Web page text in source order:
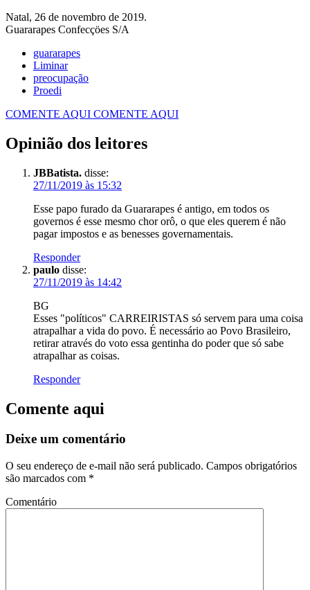
Natal, 26 de novembro de 2019.
Guararapes Confecçöes S/A
guararapes
Liminar
preocupação
Proedi
COMENTE AQUI COMENTE AQUI
Opinião dos leitores
JBBatista. disse:
27/11/2019 às 15:32
Esse papo furado da Guararapes é antigo, em todos os
governos é esse mesmo chor orô, o que eles querem é não
pagar impostos e as benesses governamentais.
Responder
paulo disse:
27/11/2019 às 14:42
BG
Esses "políticos" CARREIRISTAS só servem para uma coisa
atrapalhar a vida do povo. É necessário ao Povo Brasileiro,
retirar através do voto essa gentinha do poder que só sabe
atrapalhar as coisas.
Responder
Comente aqui
Deixe um comentário
O seu endereço de e-mail não será publicado. Campos obrigatórios
são marcados com *
Comentário